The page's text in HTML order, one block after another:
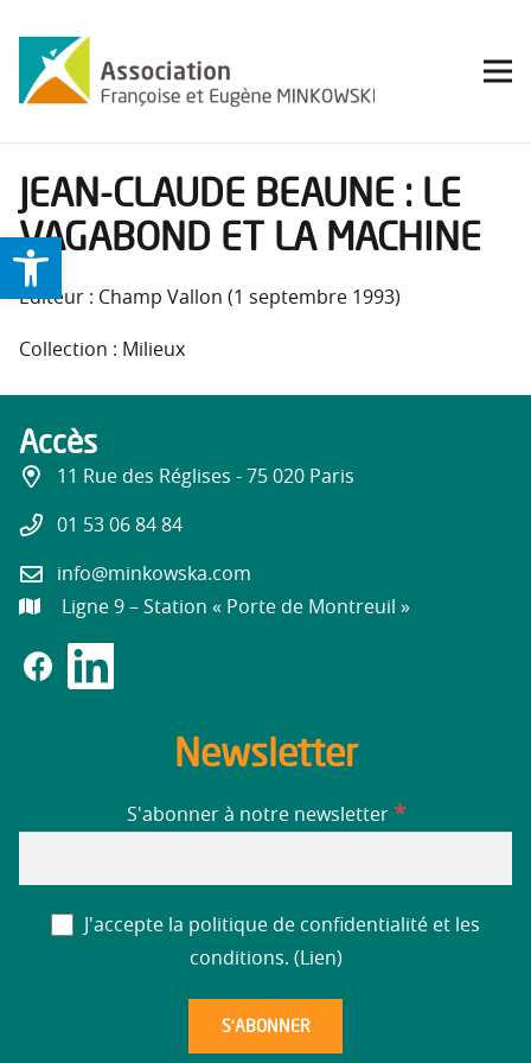
Ouvrir la barre d’outils
JEAN-CLAUDE BEAUNE : LE
VAGABOND ET LA MACHINE
Éditeur : Champ Vallon (1 septembre 1993)
Collection : Milieux
Accès
11 Rue des Réglises - 75 020 Paris
01 53 06 84 84
info@minkowska.com
Ligne 9 – Station « Porte de Montreuil »
Newsletter
S'abonner à notre newsletter *
J'accepte la politique de confidentialité et les
conditions. ( Lien)